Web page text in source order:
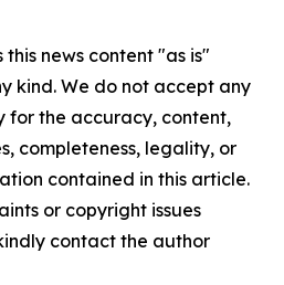
news content "as is"
kind. We do not accept any
for the accuracy, content,
completeness, legality, or
contained in this article.
or copyright issues
contact the author